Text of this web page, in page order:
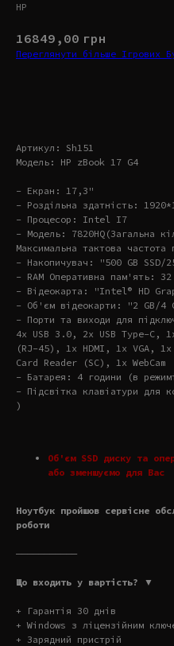
HP
16849,00 грн
Переглянути більше
Артикул: Sh151
Модель: HP zBook 17 G4
- Екран: 17,3"
- Роздільна здатність:
- Процесор: Intel I7
- Модель: 7820HQ(Загальна
Максимальна тактова
- Накопичувач: "500 GB SSD/
- RAM Оперативна пам'ять: 32
- Відеокарта: "Intel® HD
- Об'єм відеокарти: "2 GB/4
- Порти та виходи для
4x USB 3.0, 2x USB Type-C,
(RJ-45), 1x HDMI, 1x VGA,
Card Reader (SC), 1x WebCam
- Батарея: 4 години (в
- Підсвітка клавіатури для
)
Об'єм SSD диску та
або зменшуємо для Вас
Ноутбук пройшов сервісне
роботи
———————————
Що входить у вартість? ▼
+ Гарантія 30 днів
+ Windows з ліцензійним
+ Зарядний пристрій